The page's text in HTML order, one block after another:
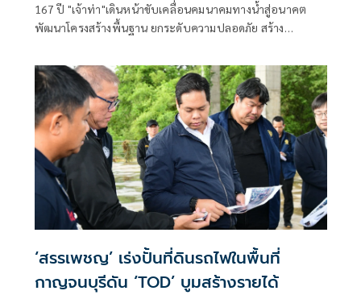
167 ปี "เจ้าท่า"เดินหน้าขับเคลื่อนคมนาคมทางน้ำสู่อนาคต
พัฒนาโครงสร้างพื้นฐาน ยกระดับความปลอดภัย สร้าง
‘สรรเพชญ’ เร่งปั้นที่ดินรถไฟในพื้นที่
กาญจนบุรีดัน ‘TOD’ บูมสร้างรายได้